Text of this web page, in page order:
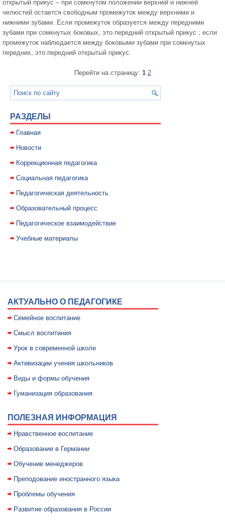
открытый прикус – при сомкнутом положении верхней и нижней
челюстей остается свободным промежуток между верхними и
нижними зубами. Если промежуток образуется между передними
зубами при сомкнутых боковых, это передний открытый прикус ; если
промежуток наблюдается между боковыми зубами при сомкнутых
передних, это передний открытый прикус.
Перейти на страницу: 1 2
РАЗДЕЛЫ
Главная
Новости
Коррекционная педагогика
Социальная педагогика
Педагогическая деятельность
Образовательный процесс
Педагогическое взаимодействие
Учебные материалы
АКТУАЛЬНО О ПЕДАГОГИКЕ
Семейное воспитание
Смысл воспитиния
Уpок в совpеменной школе
Активизации учения школьников
Виды и формы обучения
Гуманизация образования
ПОЛЕЗНАЯ ИНФОРМАЦИЯ
Нравственное воспитание
Образование в Германии
Обучение менеджеров
Преподование иностранного языка
Проблемы обучения
Развитие образования в России